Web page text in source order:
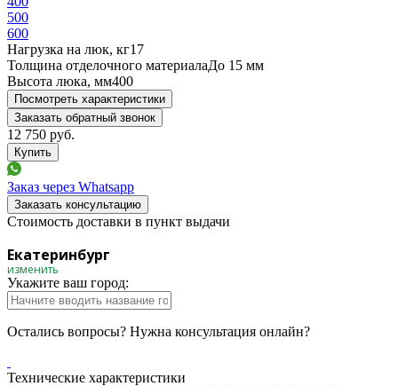
500
600
Нагрузка на люк, кг17
Толщина отделочного материалаДо 15 мм
Высота люка, мм400
Посмотреть характеристики
Заказать обратный звонок
12 750 руб.
Заказ через Whatsapp
Заказать консультацию
Стоимость доставки в пункт выдачи
Екатеринбург
изменить
Укажите ваш город:
Остались вопросы? Нужна консультация онлайн?
Технические характеристики